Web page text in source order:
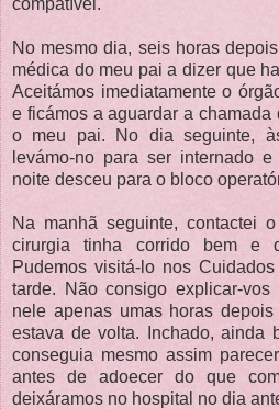
No mesmo dia, seis horas
médica do meu pai a dizer que
Aceitámos imediatamente o
e ficámos a aguardar a
o meu pai. No dia seguinte,
levámo-no para ser internado
noite desceu para o bloco
Na manhã seguinte, contactei
cirurgia tinha corrido bem e
Pudemos visitá-lo nos
tarde. Não consigo explicar-vos
nele apenas umas horas
estava de volta. Inchado, ainda
conseguia mesmo assim
antes de adoecer do que
deixáramos no hospital no dia